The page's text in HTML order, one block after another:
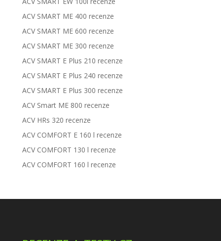
ACV SMART ME 400 recenze
ACV SMART ME 600 recenze
ACV SMART ME 300 recenze
ACV SMART E Plus 210 recenze
ACV SMART E Plus 240 recenze
ACV SMART E Plus 300 recenze
ACV Smart ME 800 recenze
ACV HRs 320 recenze
ACV COMFORT E 160 l recenze
ACV COMFORT 130 l recenze
ACV COMFORT 160 l recenze